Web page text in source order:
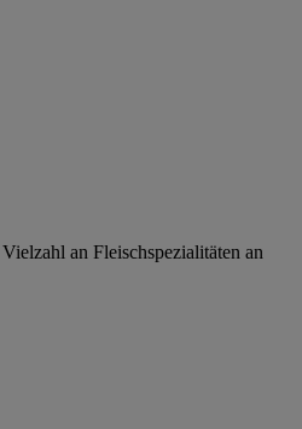
an Fleischspezialitäten an